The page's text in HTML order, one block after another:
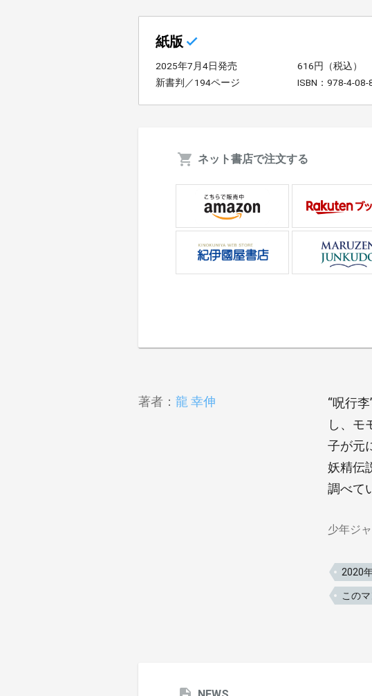
紙版
2025年7月4日発売
616円（税込）
新書判／194ページ
ISBN：978-4-
ネット書店で注文する
著者： 龍 幸伸
“呪行
し、モ
子が元
妖精伝
調べて
少年ジ
2020
この